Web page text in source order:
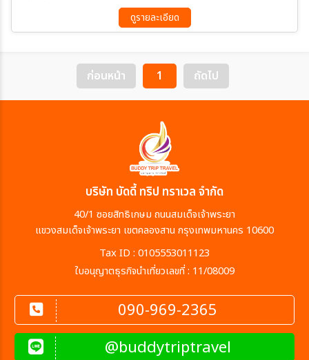
ดูรายละเอียด
ก่อนหน้า 1 ถัดไป
บริษัท บัดดี้ ทริป ทราเวล จำกัด
40/1 ซอยสิทธิเกษม ถนนสมเด็จเจ้าพระยา
แขวงสมเด็จเจ้าพระยา เขตคลองสาน กรุงเทพมหานคร 10600
Tax ID : 0105553011123
ใบอนุญาตธุรกิจนำเที่ยวเลขที่ : 11/08009
090-969-2365
@buddytriptravel